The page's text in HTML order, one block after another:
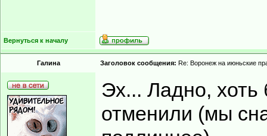
Вернуться к началу
Гaлинa Заголовок сообщения: Re: Воронеж на июньские
Эх... Ладно, хоть
отменили (мы